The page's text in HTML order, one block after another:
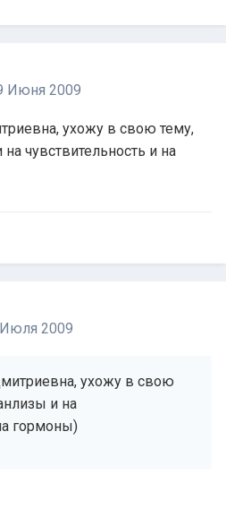
Июня 2009
ухожу в свою тему,
чувствительность и на
2009
ухожу в свою
и на
гормоны)